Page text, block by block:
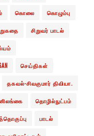
கொலை கொழும்பு
சிறுவர் பாடல்
செய்திகள்
தகவல்-சிவகுமார் திவியா.
தொழில்நுட்பம்
பாடல்